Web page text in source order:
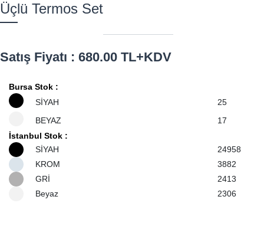
Üçlü Termos Set
Satış Fiyatı : 680.00 TL+KDV
Bursa Stok :
SİYAH
25
BEYAZ
17
İstanbul Stok :
SİYAH
24958
KROM
3882
GRİ
2413
Beyaz
2306